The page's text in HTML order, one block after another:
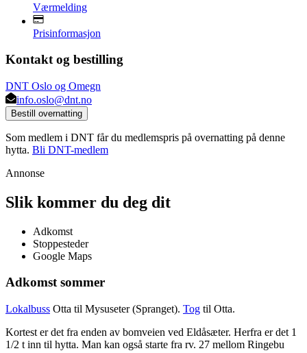
Værmelding
Prisinformasjon
Kontakt og bestilling
DNT Oslo og Omegn
info.oslo@dnt.no
Bestill overnatting
Som medlem i DNT får du medlemspris på overnatting på denne
hytta. Bli DNT-medlem
Annonse
Slik kommer du deg dit
Adkomst
Stoppesteder
Google Maps
Adkomst sommer
Lokalbuss Otta til Mysuseter (Spranget). Tog til Otta.
Kortest er det fra enden av bomveien ved Eldåsæter. Herfra er det 1
1/2 t inn til hytta. Man kan også starte fra rv. 27 mellom Ringebu